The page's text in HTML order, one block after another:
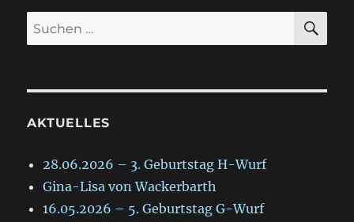
Suche
nach:
AKTUELLES
28.06.2026 – 3. Geburtstag H-Wurf
Gina-Lisa von Wackerbarth
16.05.2026 – 5. Geburtstag G-Wurf